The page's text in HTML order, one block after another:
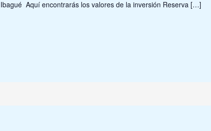
Ibagué Aquí encontrarás los valores de la inversión Reserva […]